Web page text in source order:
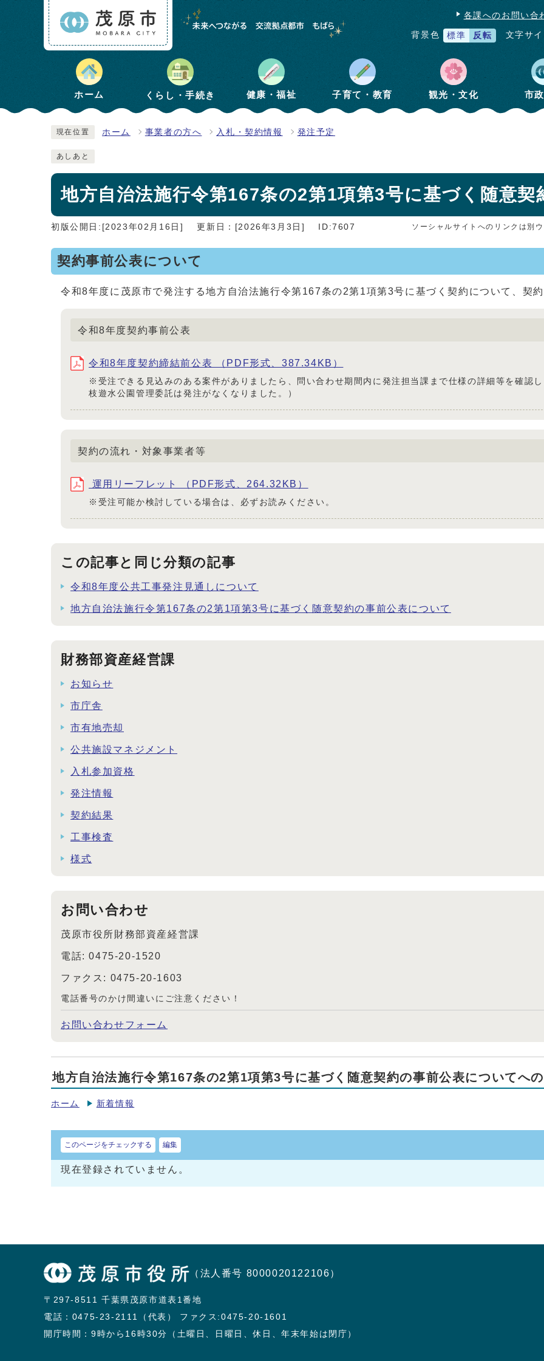
各課へのお問い合
背景色 標準 反転 文字サ
ホーム くらし・手続き 健康・福祉 子育て・教育 観光・文化 市
現在位置 ホーム 事業者の方へ 入札・契約情報 発注予定
あしあと
地方自治法施行令第167条の2第1項第3号に基づく随意契
初版公開日:[2023年02月16日] 更新日：[2026年3月3日] ID:7607 ソーシャルサイトへのリンクは別
契約事前公表について
令和8年度に茂原市で発注する地方自治法施行令第167条の2第1項第3号に基づく契約について、契
令和8年度契約事前公表
令和8年度契約締結前公表 （PDF形式、387.34KB）
※受注できる見込みのある案件がありましたら、問い合わせ期間内に発注担当課まで仕様の詳細等を確認
枝遊水公園管理委託は発注がなくなりました。）
契約の流れ・対象事業者等
運用リーフレット （PDF形式、264.32KB）
※受注可能か検討している場合は、必ずお読みください。
この記事と同じ分類の記事
令和8年度公共工事発注見通しについて
地方自治法施行令第167条の2第1項第3号に基づく随意契約の事前公表について
財務部資産経営課
お知らせ
市庁舎
市有地売却
公共施設マネジメント
入札参加資格
発注情報
契約結果
工事検査
様式
お問い合わせ
茂原市役所財務部資産経営課
電話: 0475-20-1520
ファクス: 0475-20-1603
電話番号のかけ間違いにご注意ください！
お問い合わせフォーム
地方自治法施行令第167条の2第1項第3号に基づく随意契約の事前公表についてへ
ホーム 新着情報
このページをチェックする 編集
現在登録されていません。
（法人番号 8000020122106）
〒297-8511 千葉県茂原市道表1番地
電話： 0475-23-2111（代表）
ファクス:0475-20-1601
開庁時間：9時から16時30分（土曜日、日曜日、休日、年末年始は閉庁）